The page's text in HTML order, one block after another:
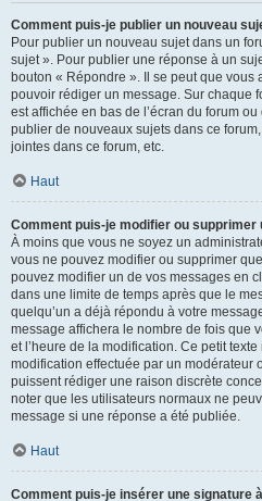
Comment puis-je publier un nouveau
Pour publier un nouveau sujet dans un
sujet ». Pour publier une réponse à un
bouton « Répondre ». Il se peut que vous
pouvoir rédiger un message. Sur chaque
est affichée en bas de l’écran du forum
publier de nouveaux sujets dans ce
jointes dans ce forum, etc.
Haut
Comment puis-je modifier ou supprimer
À moins que vous ne soyez un
vous ne pouvez modifier ou supprimer
pouvez modifier un de vos messages en
dans une limite de temps après que le
quelqu’un a déjà répondu à votre
message affichera le nombre de fois que
et l’heure de la modification. Ce petit texte
modification effectuée par un modérateur
puissent rédiger une raison discrète
noter que les utilisateurs normaux ne
message si une réponse a été publiée.
Haut
Comment puis-je insérer une signature